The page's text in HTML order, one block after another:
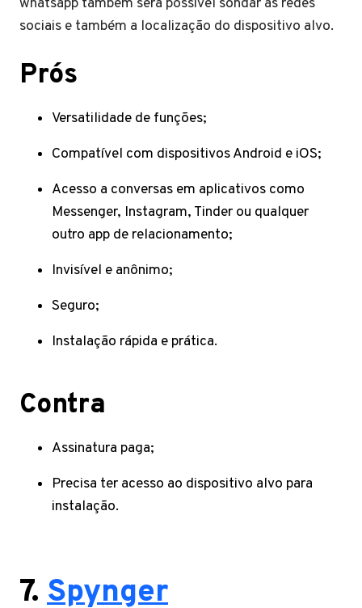
sociais e também a localização do dispositivo alvo.
Prós
Versatilidade de funções;
Compatível com dispositivos Android e iOS;
Acesso a conversas em aplicativos como
Messenger, Instagram, Tinder ou qualquer
outro app de relacionamento;
Invisível e anônimo;
Seguro;
Instalação rápida e prática.
Contra
Assinatura paga;
Precisa ter acesso ao dispositivo alvo para
instalação.
7. Spynger